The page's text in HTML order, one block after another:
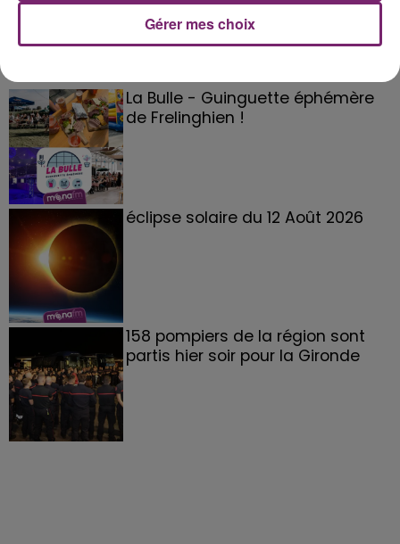
La Bulle - Guinguette éphémère
de Frelinghien !
éclipse solaire du 12 Août 2026
158 pompiers de la région sont
partis hier soir pour la Gironde
Gérer mes choix